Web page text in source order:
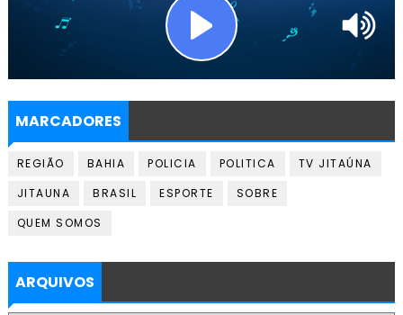
MARCADORES
REGIÃO BAHIA POLICIA POLITICA
TV JITAÚNA
JITAUNA
BRASIL ESPORTE
SOBRE
QUEM SOMOS
ARQUIVOS